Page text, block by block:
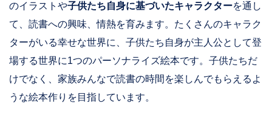
のイラストや子供たち自身に基づいたキャラクターを通し
て、読書への興味、情熱を育みます。たくさんのキャラク
ターがいる幸せな世界に、子供たち自身が主人公として登
場する世界に1つのパーソナライズ絵本です。子供たちだ
けでなく、家族みんなで読書の時間を楽しんでもらえるよ
うな絵本作りを目指しています。